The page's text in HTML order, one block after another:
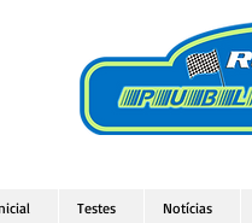
Testes Notícias